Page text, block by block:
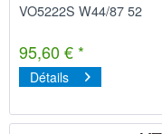
VO5222S W44/87 52
95,60 € *
Détails